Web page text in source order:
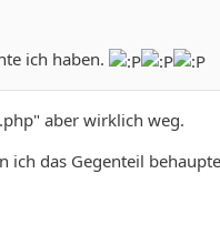
ich haben.
aber wirklich weg.
ich das Gegenteil